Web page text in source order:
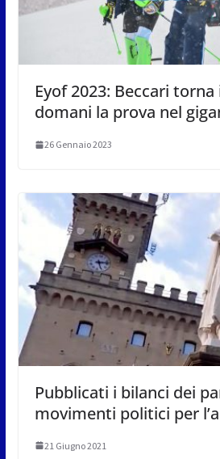
Eyof 2023: Beccari
domani la prova nel
26 Gennaio 2023
Pubblicati i bilanci dei
movimenti politici per
21 Giugno 2021